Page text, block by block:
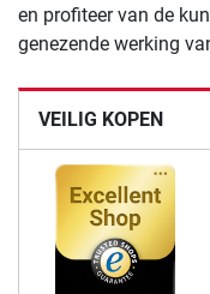
VEILIG KOPEN
en profiteer van de
genezende werking